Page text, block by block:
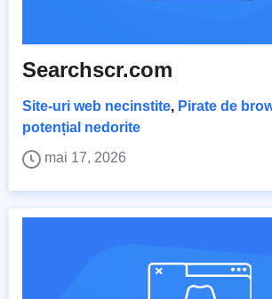
Searchscr.com
Site-uri web necinstite, Pirate de
potențial nedorite
mai 17, 2026